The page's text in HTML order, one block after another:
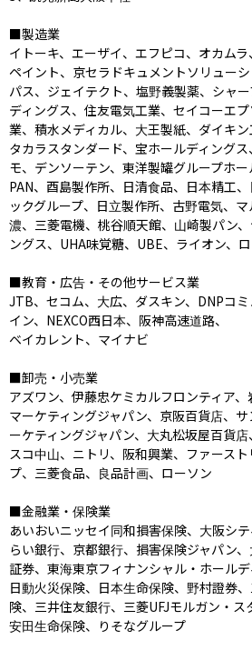
■製造業
イトーキ、エーザイ、エフピコ、オカム
ペイント、京セラドキュメントソリュー
パス、ジェイテクト、塩野義製薬、シャ
ディングス、住友電気工業、セイコーエ
業、積水メディカル、大王製紙、ダイキン
タカラスタンダード、宝ホールディング
モ、デンソーテン、東洋製罐グループホ
PAN、酉島製作所、日清食品、日本精工
ックグループ、日立製作所、古野電気、
濃、三菱電機、桃谷順天館、山崎製パン
ングス、UHA味覚糖、UBE、ライオン、
■教育・広告・その他サービス業
JTB、セコム、大広、ダスキン、DNPコ
イン、NEXCO西日本、阪神高速道路、
ベイカレント、マイナビ
■卸売・小売業
アズワン、伊藤忠ケミカルフロンティア
マーケティングジャパン、京阪百貨店、
ーケティングジャパン、大丸松坂屋百貨
スコ中山、ニトリ、阪和興業、ファース
プ、三菱食品、良品計画、ローソン
■金融業・保険業
あいおいニッセイ同和損害保険、大阪シ
らい銀行、京都銀行、損害保険ジャパン
証券、東海東京フィナンシャル・ホール
日動火災保険、日本生命保険、野村證券
険、三井住友銀行、三菱UFJモルガン・
安田生命保険、りそなグループ